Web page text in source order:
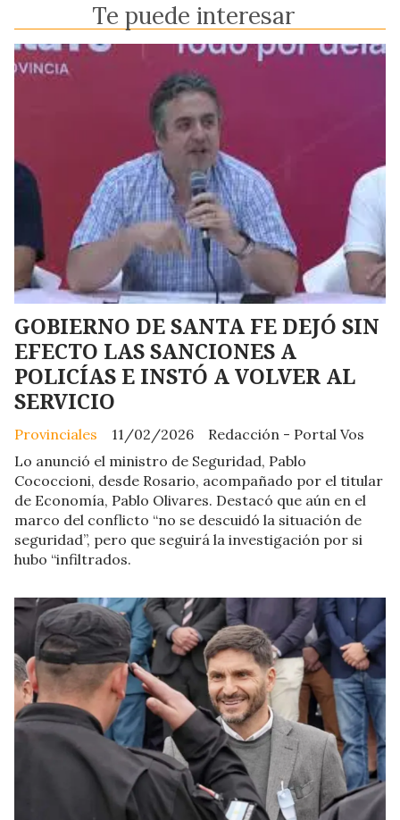
Te puede interesar
GOBIERNO DE SANTA FE DEJÓ SIN
EFECTO LAS SANCIONES A
POLICÍAS E INSTÓ A VOLVER AL
SERVICIO
Redacción - Portal Vos
Provinciales
11/02/2026
Lo anunció el ministro de Seguridad, Pablo
Cococcioni, desde Rosario, acompañado por el titular
de Economía, Pablo Olivares. Destacó que aún en el
marco del conflicto “no se descuidó la situación de
seguridad”, pero que seguirá la investigación por si
hubo “infiltrados.